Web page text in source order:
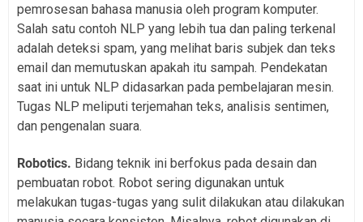
pemrosesan bahasa manusia oleh program komputer.
Salah satu contoh NLP yang lebih tua dan paling terkenal
adalah deteksi spam, yang melihat baris subjek dan teks
email dan memutuskan apakah itu sampah. Pendekatan
saat ini untuk NLP didasarkan pada pembelajaran mesin.
Tugas NLP meliputi terjemahan teks, analisis sentimen,
dan pengenalan suara.
Robotics. Bidang teknik ini berfokus pada desain dan
pembuatan robot. Robot sering digunakan untuk
melakukan tugas-tugas yang sulit dilakukan atau dilakukan